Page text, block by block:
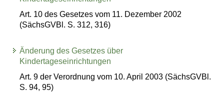
Art. 10 des Gesetzes vom 11. Dezember 2002
(SächsGVBl. S. 312, 316)
Änderung des Gesetzes über
Kindertageseinrichtungen
Art. 9 der Verordnung vom 10. April 2003 (SächsGVBl.
S. 94, 95)